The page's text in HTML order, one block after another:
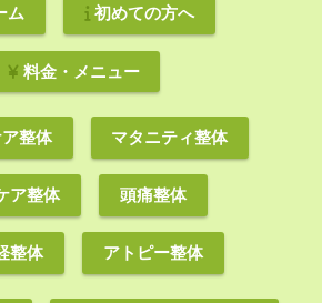
ム 初めての方へ
料金・メニュー
ア整体 マタニティ整体
ア整体 頭痛整体
整体 アトピー整体